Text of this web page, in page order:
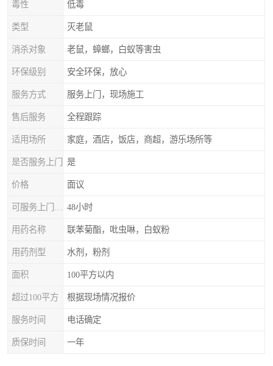
毒性 低毒
类型 灭老鼠
消杀对象 老鼠，蟑螂，白蚁等害虫
环保级别 安全环保，放心
服务方式 服务上门，现场施工
售后服务 全程跟踪
适用场所 家庭，酒店，饭店，商超，游乐场所等
是否服务上门 是
价格 面议
48小时
用药名称 联苯菊酯，吡虫啉，白蚁粉
用药剂型 水剂，粉剂
面积 100平方以内
超过100平方 根据现场情况报价
服务时间 电话确定
质保时间 一年